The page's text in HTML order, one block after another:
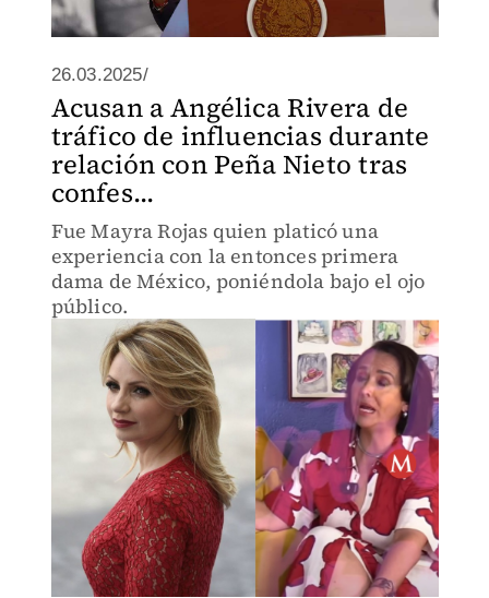
26.03.2025/
Acusan a Angélica Rivera de
tráfico de influencias durante
relación con Peña Nieto tras
confes...
Fue Mayra Rojas quien platicó una
experiencia con la entonces primera
dama de México, poniéndola bajo el ojo
público.